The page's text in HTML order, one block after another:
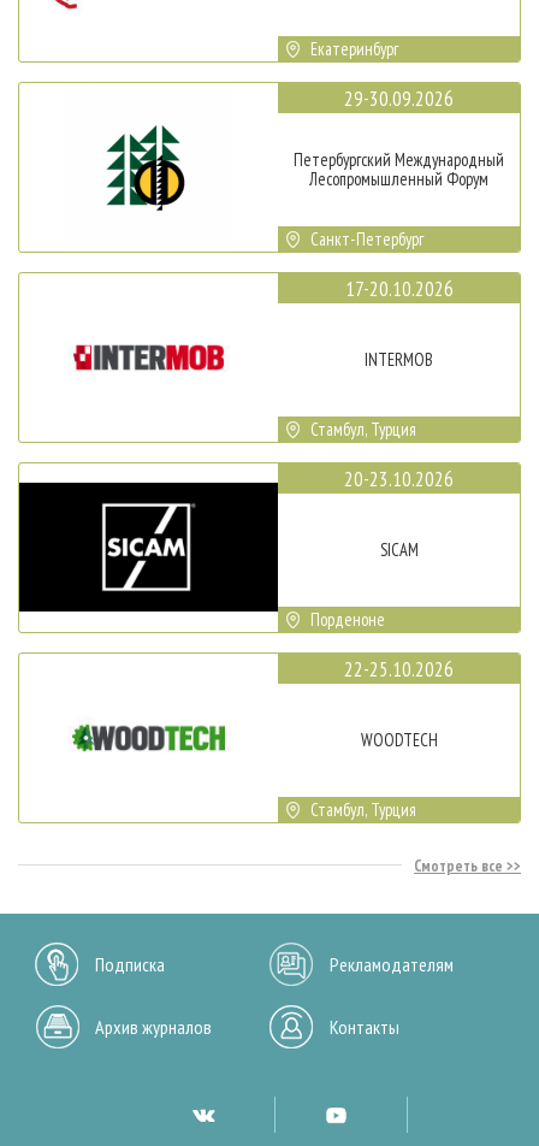
Екатеринбург
29-30.09.2026
Петербургский Международный
Лесопромышленный Форум
Санкт-Петербург
17-20.10.2026
INTERMOB
Стамбул, Турция
20-23.10.2026
SICAM
Порденоне
22-25.10.2026
WOODTECH
Стамбул, Турция
Смотреть все
Подписка Рекламодателям
Архив журналов Контакты